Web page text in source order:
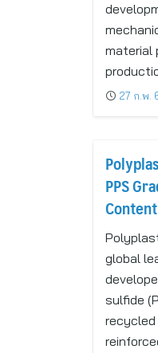
material
27 ก.พ.
PPS
Content
global
sulfide